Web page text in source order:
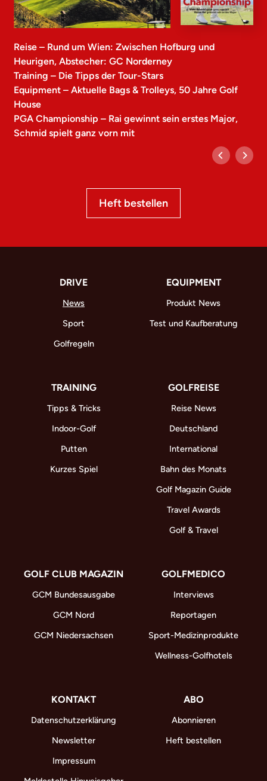
Reise – Rund um Wien: Zwischen Hofburg und
Heurigen, Abstecher: GC Norderney
Training – Die Tipps der Tour-Stars
Equipment – Aktuelle Bags & Trolleys, 50 Jahre Golf
House
PGA Championship – Rai gewinnt sein erstes Major,
Schmid spielt ganz vorn mit
Heft bestellen
DRIVE
News
Sport
Golfregeln
EQUIPMENT
Produkt News
Test und Kaufberatung
TRAINING
Tipps & Tricks
Indoor-Golf
Putten
Kurzes Spiel
GOLFREISE
Reise News
Deutschland
International
Bahn des Monats
Golf Magazin Guide
Travel Awards
Golf & Travel
GOLF CLUB MAGAZIN
GCM Bundesausgabe
GCM Nord
GCM Niedersachsen
GOLFMEDICO
Interviews
Reportagen
Sport-Medizinprodukte
Wellness-Golfhotels
KONTAKT
Datenschutzerklärung
Newsletter
Impressum
ABO
Abonnieren
Heft bestellen